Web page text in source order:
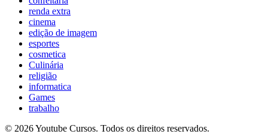
renda extra
cinema
edição de imagem
esportes
cosmetica
Culinária
religião
informatica
Games
trabalho
© 2026 Youtube Cursos. Todos os direitos reservados.